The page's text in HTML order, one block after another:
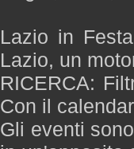
Lazio in
Lazio, un
RICERCA:
Con il
Gli eventi